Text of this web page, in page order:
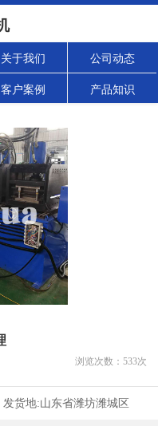
关于我们 公司动态
客户案例 产品知识
浏览次数： 533次
发货地:山东省潍坊潍城区